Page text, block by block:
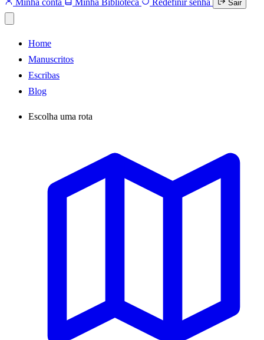
Minha conta Minha Biblioteca Redefinir senha Sair
Home
Manuscritos
Escribas
Blog
Escolha uma rota